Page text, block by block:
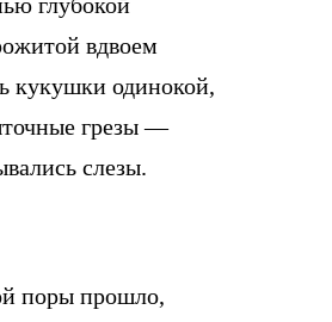
вдвоем
кукушки одинокой,
грезы —
слезы.
поры прошло,